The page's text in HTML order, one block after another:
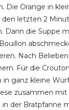
Die Orange in
den letzten 2
Dann die Suppe
Nach
Für die
in ganz kleine
zusammen mit
in der Bratpfanne